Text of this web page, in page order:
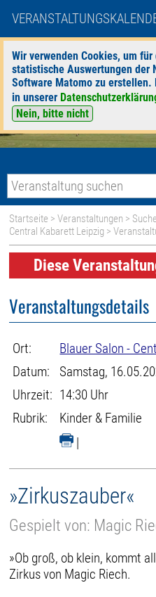
Wir verwenden Cookies, um
statistische Auswertungen
Software Matomo zu
in unserer
Nein, bitte nicht
Startseite >Veranstaltungen > Suche
Central Kabarett Leipzig >
Diese
Veranstaltungsdetails
Ort:
Blauer Salon -
Datum:
Samstag,
Uhrzeit: 14:30 Uhr
Rubrik:
Kinder & Familie
|
»Zirkuszauber«
Gespielt von: Magic
»Ob groß, ob klein, kommt
Zirkus von Magic Riech.